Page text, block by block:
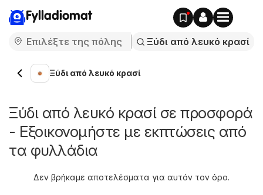
Fylladiomat
Ξύδι από λευκό κρασί
Ξύδι από λευκό κρασί σε προσφορά
- Εξοικονομήστε με εκπτώσεις από
τα φυλλάδια
Δεν βρήκαμε αποτελέσματα για αυτόν τον όρο.